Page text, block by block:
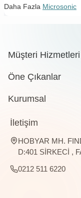
Daha Fazla Microsonic
Müşteri Hizmetleri
Öne Çıkanlar
Kurumsal
İletişim
HOBYAR MH.
D:401 SİRKECİ ,
0212 511 6220